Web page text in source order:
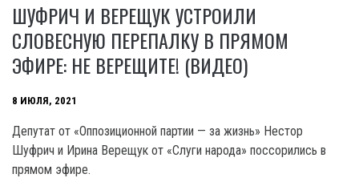
ШУФРИЧ И ВЕРЕЩУК УСТРОИЛИ
СЛОВЕСНУЮ ПЕРЕПАЛКУ В ПРЯМОМ
ЭФИРЕ: НЕ ВЕРЕЩИТЕ! (ВИДЕО)
8 ИЮЛЯ, 2021
Депутат от «Оппозиционной партии — за жизнь» Нестор
Шуфрич и Ирина Верещук от «Слуги народа» поссорились в
прямом эфире.